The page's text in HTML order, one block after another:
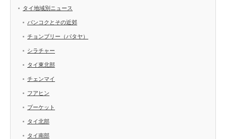
タイ地域別ニュース
バンコクとその近郊
チョンブリー（パタヤ）
シラチャー
タイ東北部
チェンマイ
フアヒン
プーケット
タイ北部
タイ南部